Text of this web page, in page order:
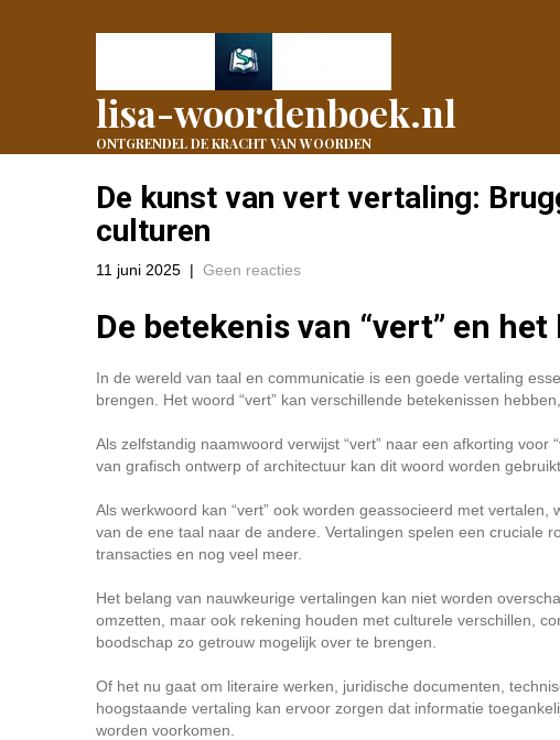
lisa-woordenboek.nl
ONTGRENDEL DE KRACHT VAN WOORDEN
De kunst van vert vertaling:
culturen
11 juni 2025 | Geen reacties
De betekenis van “vert” en
In de wereld van taal en communicatie is een goede vertaling
brengen. Het woord “vert” kan verschillende betekenissen
Als zelfstandig naamwoord verwijst “vert” naar een afkorting
van grafisch ontwerp of architectuur kan dit woord worden
Als werkwoord kan “vert” ook worden geassocieerd met
van de ene taal naar de andere. Vertalingen spelen een cruciale
transacties en nog veel meer.
Het belang van nauwkeurige vertalingen kan niet worden
omzetten, maar ook rekening houden met culturele verschillen,
boodschap zo getrouw mogelijk over te brengen.
Of het nu gaat om literaire werken, juridische documenten,
hoogstaande vertaling kan ervoor zorgen dat informatie
worden voorkomen.